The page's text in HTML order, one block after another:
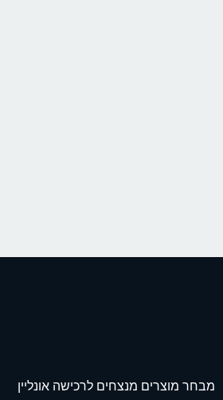
מבחר מוצרים מנצחים לרכישה אונליין